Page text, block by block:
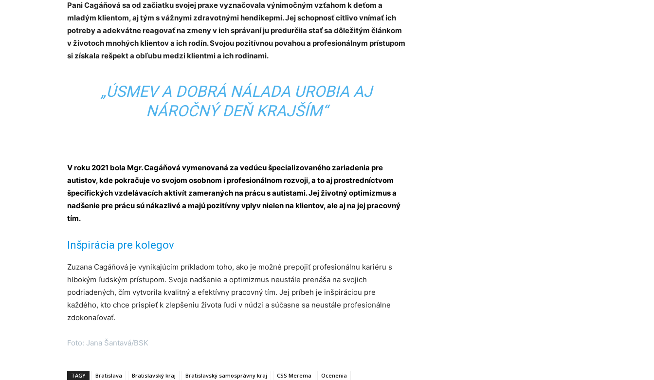
Pani Cagáňová sa od začiatku svojej praxe vyznačovala výnimočným vzťahom k deťom a
mladým klientom, aj tým s vážnymi zdravotnými hendikepmi. Jej schopnosť citlivo vnímať ich
potreby a adekvátne reagovať na zmeny v ich správaní ju predurčila stať sa dôležitým článkom
v životoch mnohých klientov a ich rodín. Svojou pozitívnou povahou a profesionálnym prístupom
si získala rešpekt a obľubu medzi klientmi a ich rodinami.
„ÚSMEV A DOBRÁ NÁLADA UROBIA AJ
NÁROČNÝ DEŇ KRAJŠÍM“
V roku 2021 bola Mgr. Cagáňová vymenovaná za vedúcu špecializovaného zariadenia pre
autistov, kde pokračuje vo svojom osobnom i profesionálnom rozvoji, a to aj prostredníctvom
špecifických vzdelávacích aktivít zameraných na prácu s autistami. Jej životný optimizmus a
nadšenie pre prácu sú nákazlivé a majú pozitívny vplyv nielen na klientov, ale aj na jej pracovný
tím.
Inšpirácia pre kolegov
Zuzana Cagáňová je vynikajúcim príkladom toho, ako je možné prepojiť profesionálnu kariéru s
hlbokým ľudským prístupom. Svoje nadšenie a optimizmus neustále prenáša na svojich
podriadených, čím vytvorila kvalitný a efektívny pracovný tím. Jej príbeh je inšpiráciou pre
každého, kto chce prispieť k zlepšeniu života ľudí v núdzi a súčasne sa neustále profesionálne
zdokonaľovať.
Foto: Jana Šantavá/BSK
TAGY Bratislava Bratislavský kraj Bratislavský samosprávny kraj CSS Merema
Ocenenia